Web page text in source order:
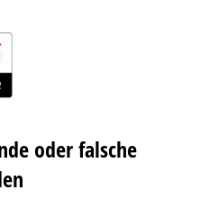
oder falsche